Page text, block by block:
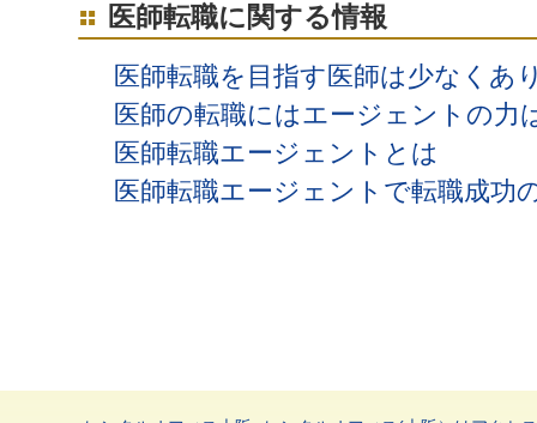
医師転職に関する情報
医師転職を目指す医師は少なくあ
医師の転職にはエージェントの力
医師転職エージェントとは
医師転職エージェントで転職成功